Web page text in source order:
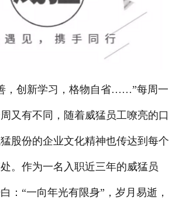
，创新学习，格物自省……”每周一
又有不同，随着威猛员工嘹亮的口
股份的企业文化精神也传达到每个
。作为一名入职近三年的威猛员
：“一向年光有限身”，岁月易逝，